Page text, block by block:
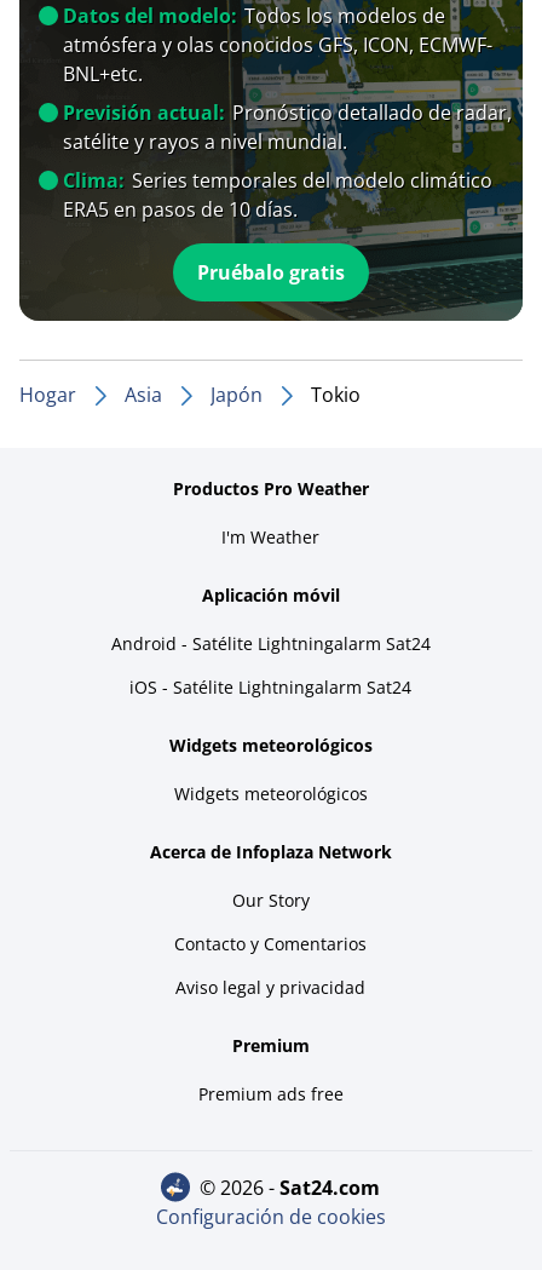
Datos del modelo: Todos los modelos de
atmósfera y olas conocidos GFS, ICON, ECMWF-
BNL+etc.
Previsión actual: Pronóstico detallado de radar,
satélite y rayos a nivel mundial.
Clima: Series temporales del modelo climático
ERA5 en pasos de 10 días.
Pruébalo gratis
Hogar Asia Japón Tokio
Productos Pro Weather
I'm Weather
Aplicación móvil
Android - Satélite Lightningalarm Sat24
iOS - Satélite Lightningalarm Sat24
Widgets meteorológicos
Widgets meteorológicos
Acerca de Infoplaza Network
Our Story
Contacto y Comentarios
Aviso legal y privacidad
Premium
Premium ads free
© 2026 - sat24.com
Configuración de cookies